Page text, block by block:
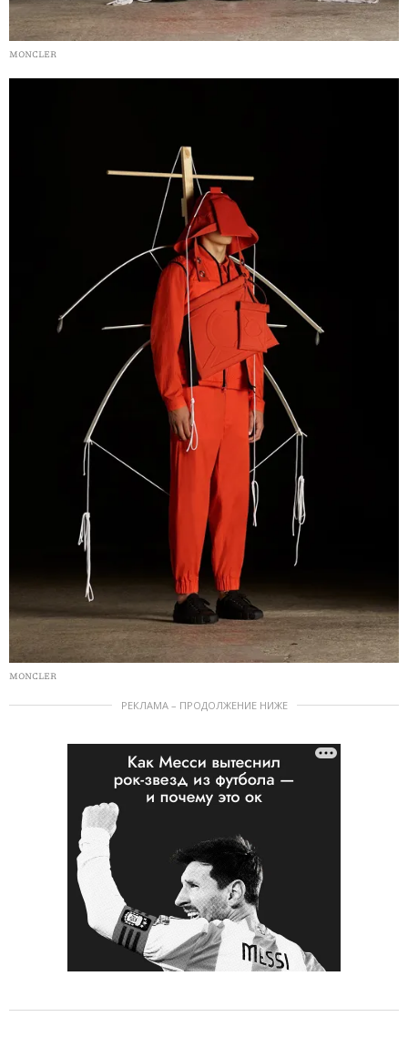
MONCLER
MONCLER
РЕКЛАМА – ПРОДОЛЖЕНИЕ НИЖЕ